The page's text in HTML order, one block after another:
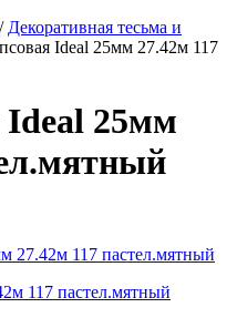
/ Декоративная тесьма и
Ideal 25мм 27.42м 117
Ideal 25мм